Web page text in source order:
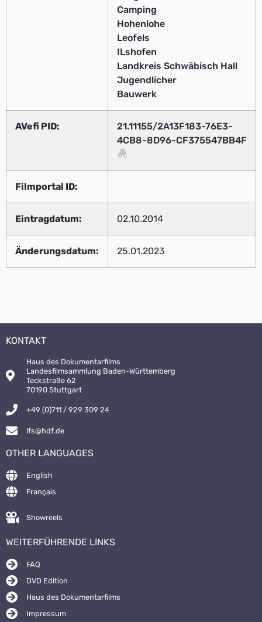
Camping
Hohenlohe
Leofels
ILshofen
Landkreis Schwäbisch Hall
Jugendlicher
Bauwerk
AVefi PID:
21.11155/2A13F183-76E3-
4CB8-8D96-CF375547BB4F
Filmportal ID:
Eintragdatum: 02.10.2014
Änderungsdatum: 25.01.2023
KONTAKT
Haus des Dokumentarfilms
Landesfilmsammlung Baden-Württemberg
Teckstraße 62
70190 Stuttgart
+49 (0)711 / 929 309 24
lfs@hdf.de
OTHER LANGUAGES
English
Français
Showreels
WEITERFÜHRENDE LINKS
FAQ
DVD Edition
Haus des Dokumentarfilms
Impressum